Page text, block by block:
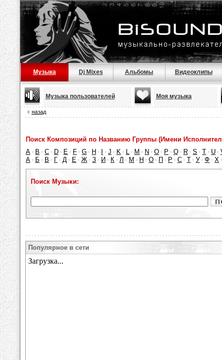
Музыка Dj Mixes Альбомы Видеоклипы
Музыка пользователей Моя музыка
назад
Поиск Композиций по Названию Группы (Имени
A · B · C · D · E · F · G · H · · J · K · L · M · N · O · P · Q · R · S · T · U ·
А · Б · В · Г · Д · Е · Ж · З · И · К · Л · М · Н · О · П · Р · С · Т · У · Ф · Х
Поиск Музыки:
Популярное в сети